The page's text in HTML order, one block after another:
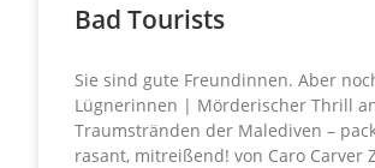
Bad Tourists
Sie sind gute Freundinnen. Aber
Lügnerinnen | Mörderischer Thrill
Traumstränden der Malediven –
rasant, mitreißend! von Caro Carver